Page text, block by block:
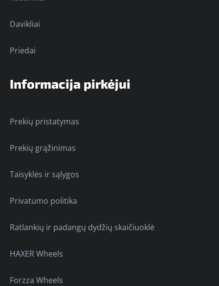
Davikliai
Priedai
Informacija pirkėjui
Prekių pristatymas
Prekių grąžinimas
Taisyklės ir sąlygos
Privatumo politika
Ratlankių ir padangų dydžių skaičiuoklė
HAXER Wheels
Forzza Wheels